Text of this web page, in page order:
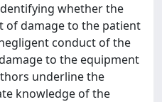
whether the
of damage to the patient
conduct of the
to the equipment
underline the
knowledge of the